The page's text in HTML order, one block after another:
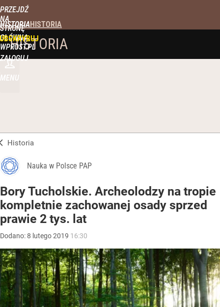
PRZEJDŹ
NA
STRONĘ
GŁÓWNĄ
WPROST.PL
HISTORIA
ZALOGUJ
MENU
HISTORIA
Historia
Nauka w Polsce PAP
Bory Tucholskie. Archeolodzy na tropie
kompletnie zachowanej osady sprzed
prawie 2 tys. lat
Dodano:8 lutego2019 16:30